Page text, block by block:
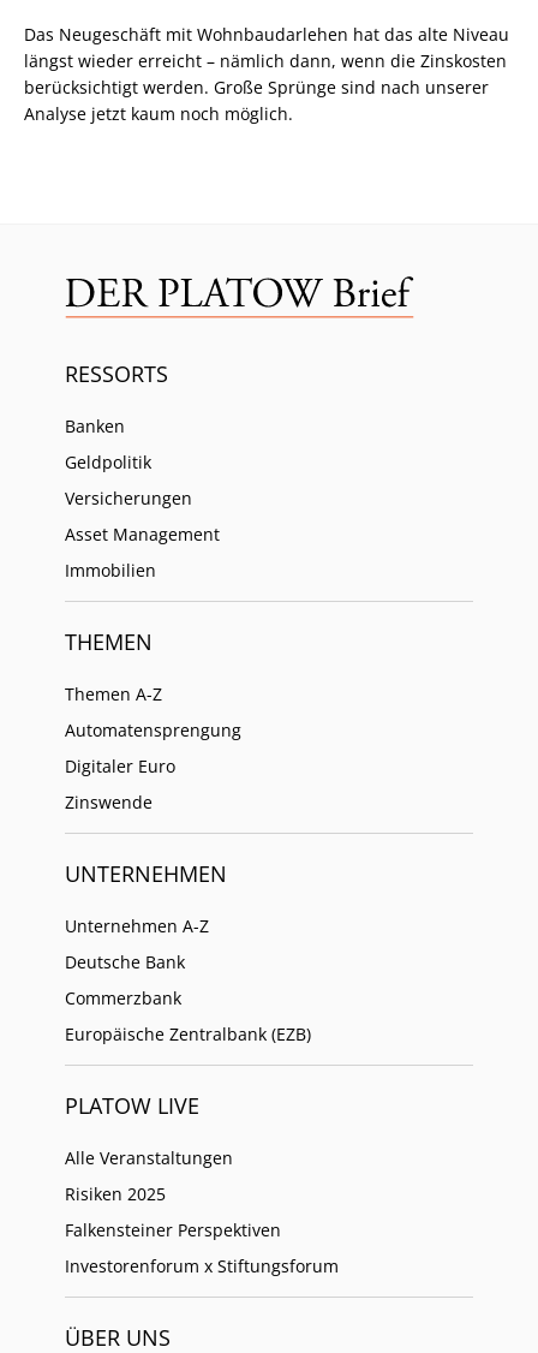
Das Neugeschäft mit Wohnbaudarlehen hat das alte Niveau
längst wieder erreicht – nämlich dann, wenn die Zinskosten
berücksichtigt werden. Große Sprünge sind nach unserer
Analyse jetzt kaum noch möglich.
RESSORTS
Banken
Geldpolitik
Versicherungen
Asset Management
Immobilien
THEMEN
Themen A-Z
Automatensprengung
Digitaler Euro
Zinswende
UNTERNEHMEN
Unternehmen A-Z
Deutsche Bank
Commerzbank
Europäische Zentralbank (EZB)
PLATOW LIVE
Alle Veranstaltungen
Risiken 2025
Falkensteiner Perspektiven
Investorenforum x Stiftungsforum
ÜBER UNS